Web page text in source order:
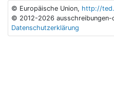
© Europäische Union, http://
© 2012-2026 ausschreibungen-
Datenschutzerklärung